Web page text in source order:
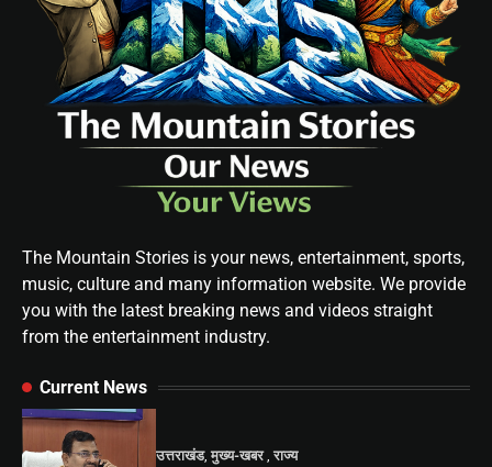
The Mountain Stories is your news, entertainment, sports,
music, culture and many information website. We provide
you with the latest breaking news and videos straight
from the entertainment industry.
Current News
उत्तराखंड,मुख्य-खबर ,राज्य